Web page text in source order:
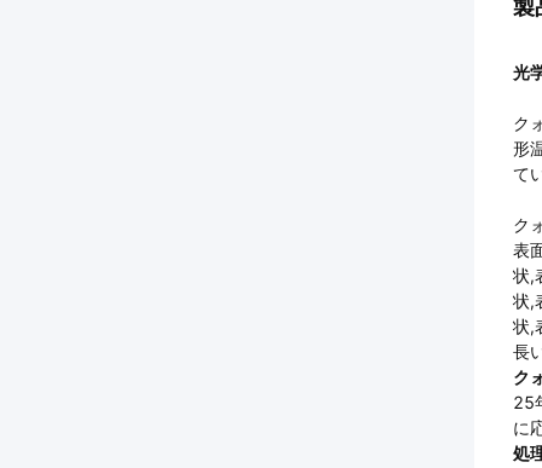
製
光
ク
形
て
ク
表
状,
状,
状,
長
ク
25
に
処